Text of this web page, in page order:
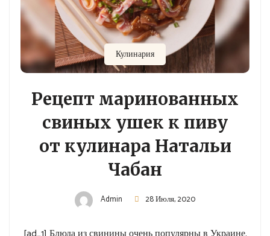
Кулинария
Рецепт маринованных
свиных ушек к пиву
от кулинара Натальи
Чабан
Admin 28 Июля, 2020